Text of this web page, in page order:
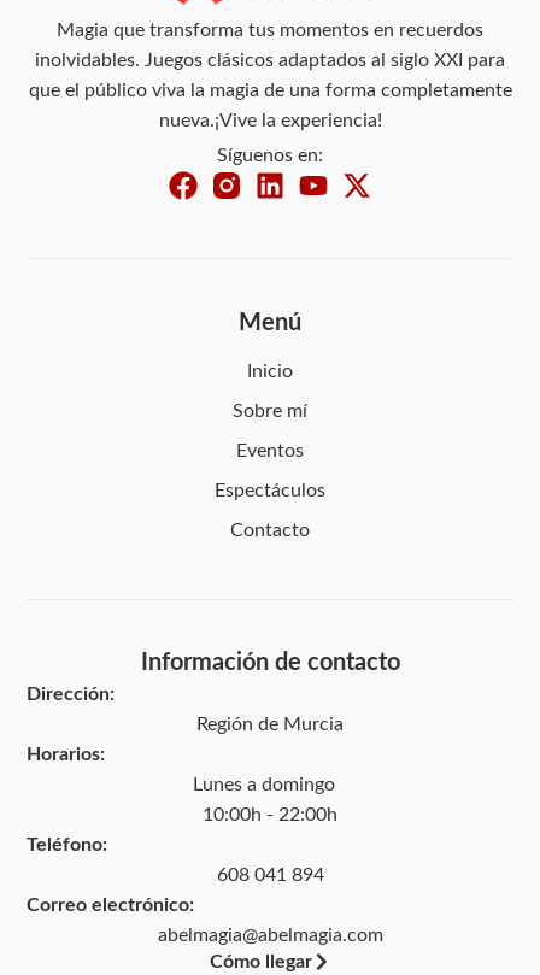
Magia que transforma tus momentos en recuerdos
inolvidables. Juegos clásicos adaptados al siglo XXI para
que el público viva la magia de una forma completamente
nueva.¡Vive la experiencia!
Síguenos en:
Menú
Inicio
Sobre mí
Eventos
Espectáculos
Contacto
Información de contacto
Dirección:
Región de Murcia
Horarios:
Lunes a domingo
10:00h - 22:00h
Teléfono:
608 041 894
Correo electrónico:
abelmagia@abelmagia.com
Cómo llegar